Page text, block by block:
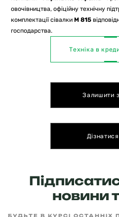
овочівництва, офіційну технічну
комплектації сівалки M 815
господарства.
Залишити
Техніка в
новини
БУДЬТЕ В КУРСІ ОСТАННІХ